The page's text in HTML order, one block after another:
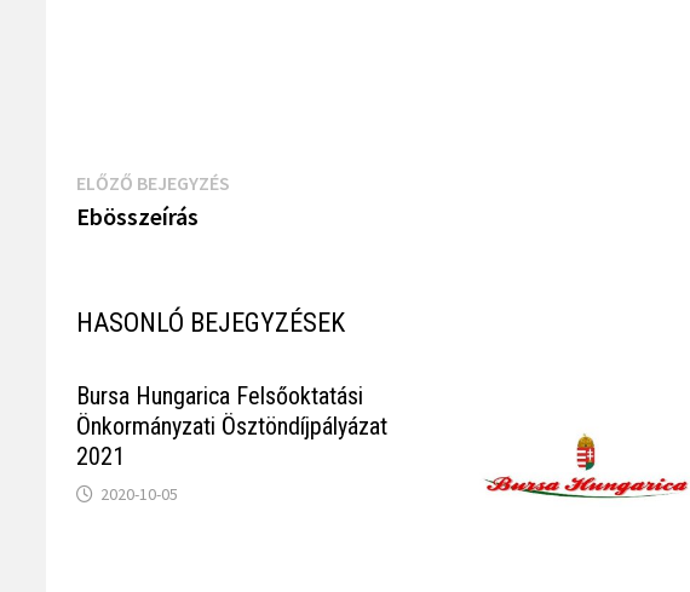
Bejegyzés
navigáció
ELŐZŐ BEJEGYZÉS
Ebösszeírás
HASONLÓ BEJEGYZÉSEK
Bursa Hungarica Felsőoktatási
Önkormányzati Ösztöndíjpályázat
2021
2020-10-05